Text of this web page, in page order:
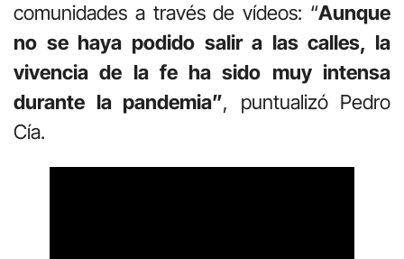
comunidades a través de vídeos: “Aunque
no se haya podido salir a las calles, la
vivencia de la fe ha sido muy intensa
durante la pandemia”, puntualizó Pedro
Cía.